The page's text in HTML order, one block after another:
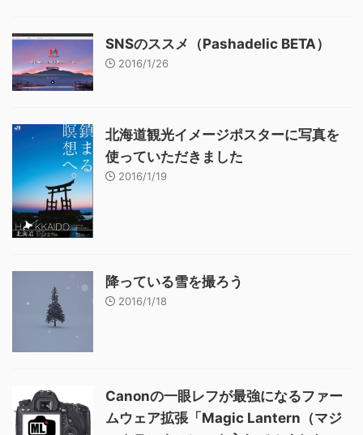
SNSのススメ（Pashadelic BETA）
2016/1/26
北海道観光イメージポスターに写真を
使っていただきました
2016/1/19
降っている雪を撮ろう
2016/1/18
Canonの一眼レフが最強になるファー
ムウェア拡張「Magic Lantern（マジ